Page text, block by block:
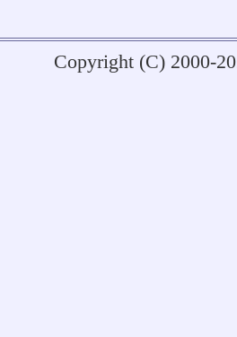
Copyright (C) 2000-